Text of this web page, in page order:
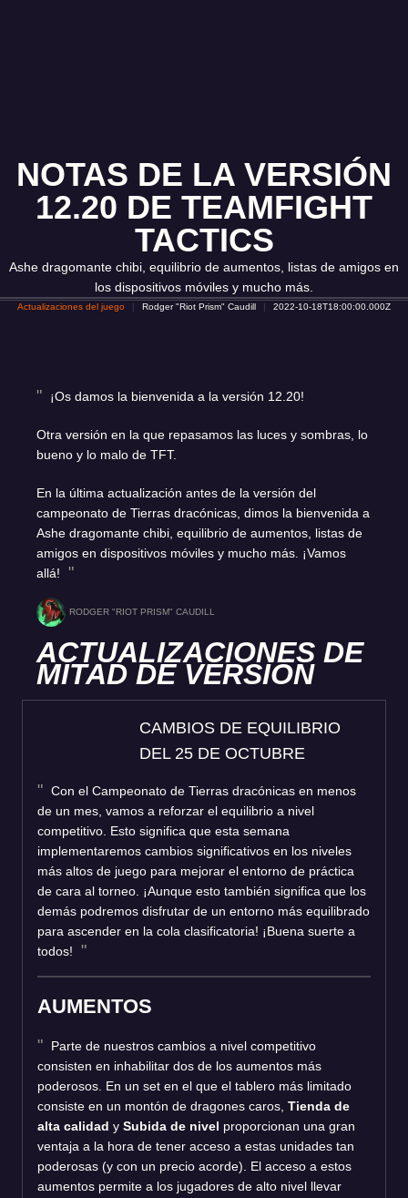
NOTAS DE LA VERSIÓN
12.20 DE TEAMFIGHT
TACTICS
Ashe dragomante chibi, equilibrio de aumentos, listas de amigos en
los dispositivos móviles y mucho más.
Actualizaciones del juego Rodger "Riot Prism" Caudill 2022-10-18T18:00:00.000Z
¡Os damos la bienvenida a la versión 12.20!
Otra versión en la que repasamos las luces y sombras, lo
bueno y lo malo de TFT.
En la última actualización antes de la versión del
campeonato de Tierras dracónicas, dimos la bienvenida a
Ashe dragomante chibi, equilibrio de aumentos, listas de
amigos en dispositivos móviles y mucho más. ¡Vamos
allá!
RODGER "RIOT PRISM" CAUDILL
ACTUALIZACIONES DE
MITAD DE VERSIÓN
CAMBIOS DE EQUILIBRIO
DEL 25 DE OCTUBRE
Con el Campeonato de Tierras dracónicas en menos
de un mes, vamos a reforzar el equilibrio a nivel
competitivo. Esto significa que esta semana
implementaremos cambios significativos en los niveles
más altos de juego para mejorar el entorno de práctica
de cara al torneo. ¡Aunque esto también significa que los
demás podremos disfrutar de un entorno más equilibrado
para ascender en la cola clasificatoria! ¡Buena suerte a
todos!
AUMENTOS
Parte de nuestros cambios a nivel competitivo
consisten en inhabilitar dos de los aumentos más
poderosos. En un set en el que el tablero más limitado
consiste en un montón de dragones caros, Tienda de
alta calidad y Subida de nivel proporcionan una gran
ventaja a la hora de tener acceso a estas unidades tan
poderosas (y con un precio acorde). El acceso a estos
aumentos permite a los jugadores de alto nivel llevar